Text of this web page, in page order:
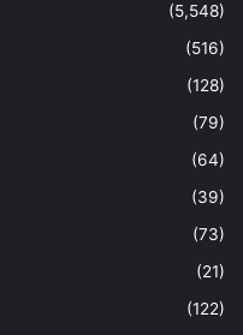
(5,548)
(516)
(128)
(79)
(64)
(39)
(73)
(21)
(122)